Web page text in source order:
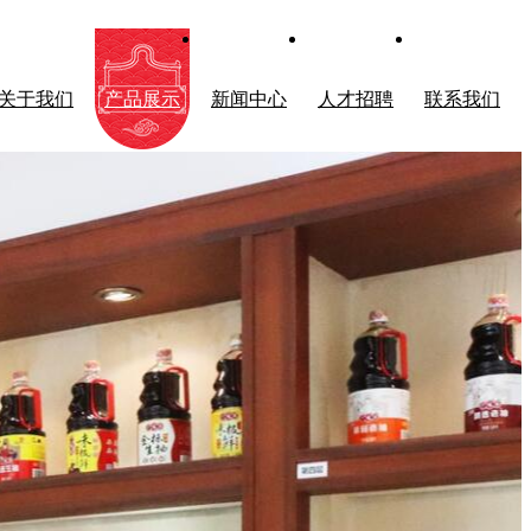
于我们 产品展示 新闻中心 人才招聘 联系我们